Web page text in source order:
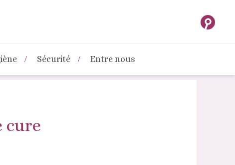
Sécurité Entre nous
cure